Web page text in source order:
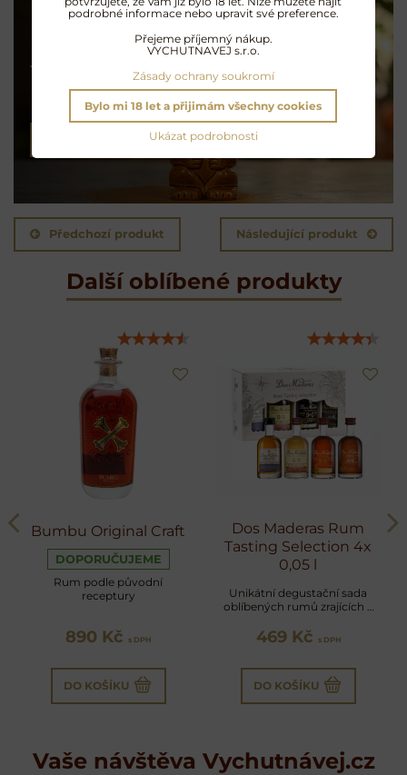
Koktejly na rumu
Exotické opojení
NAMÍCHAT KOKTEJL
Předchozí produkt Následující produkt
Další oblíbené produkty
Bumbu Original Craft
DOPORUČUJEME
Rum podle původní
receptury
890 Kč s DPH
DO KOŠÍKU
Dos Maderas Rum
Tasting Selection 4x
0,05 l
Unikátní degustační sada
oblíbených rumů zrajících v
469 Kč s DPH
DO KOŠÍKU
Vaše návštěva Vychutnávej.cz
podrobné informace nebo upravit své preference.
Přejeme příjemný nákup.
VYCHUTNAVEJ s.r.o.
Zásady ochrany soukromí
Ukázat podrobnosti
Bylo mi 18 let a přijimám všechny cookies